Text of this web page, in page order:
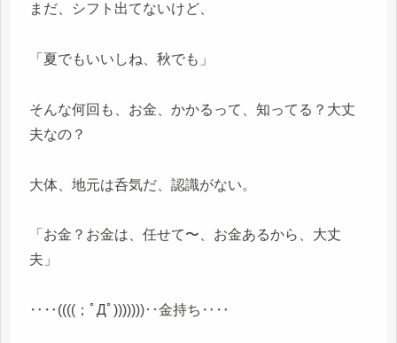
まだ、シフト出てないけど、
「夏でもいいしね、秋でも」
そんな何回も、お金、かかるって、知ってる？大丈
夫なの？
大体、地元は呑気だ、認識がない。
「お金？お金は、任せて〜、お金あるから、大丈
夫」
‥‥((((；ﾟДﾟ)))))))‥金持ち‥‥